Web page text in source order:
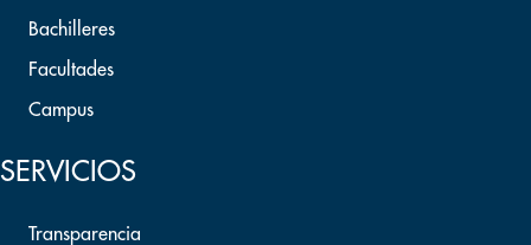
Bachilleres
Facultades
Campus
SERVICIOS
Transparencia